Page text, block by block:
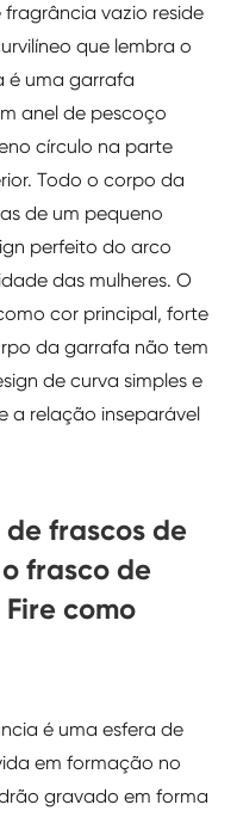
vazio reside
que lembra o
é uma garrafa
anel de pescoço
círculo na parte
Todo o corpo da
de um pequeno
perfeito do arco
das mulheres. O
cor principal, forte
da garrafa não tem
de curva simples e
a relação inseparável
frascos de
frasco de
como
é uma esfera de
em formação no
gravado em forma